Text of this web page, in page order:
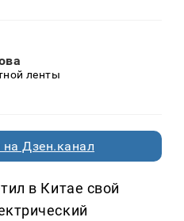
ленты
на Дзен.канал
в Китае свой